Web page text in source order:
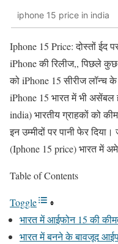
iphone 15 price in india
Iphone 15 Price: दोस्तों ईद
iPhone की रिलीज,, पिछले
को iPhone 15 सीरीज लॉन्च
iPhone 15 भारत में भी असेंबल
india) भारतीय ग्राहकों को
इन उम्मीदों पर पानी फेर
(Iphone 15 price) भारत में
Table of Contents
Toggle
भारत में आईफोन 15 की
भारत में बनने के बावजूद